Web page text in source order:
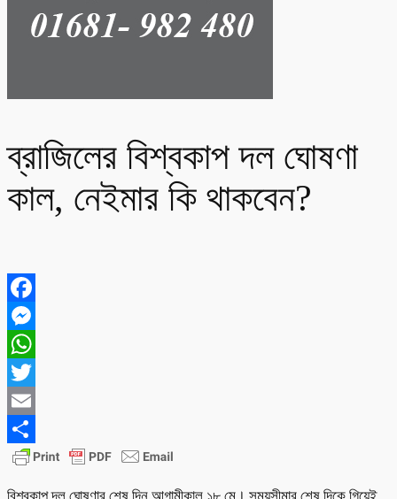
ব্রাজিলের বিশ্বকাপ দল ঘোষণা
কাল, নেইমার কি থাকবেন?
Facebook
Messenger
WhatsApp
Twitter
Email
Share
বিশ্বকাপ দল ঘোষণার শেষ দিন আগামীকাল ১৮ মে। সময়সীমার শেষ দিকে গিয়েই